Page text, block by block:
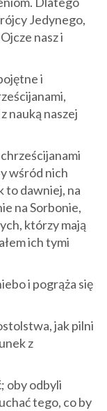
Jedynego,
nasz i
i
nauką naszej
wśród nich
to dawniej, na
na Sorbonie,
którzy mają
ich tymi
i pogrąża się
jak pilni
z
oby odbyli
tego, co by